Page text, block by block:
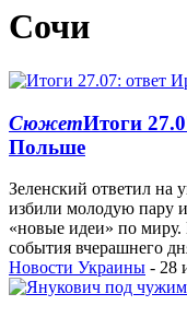
Сочи
СюжетИтоги
Польше
Зеленский ответил на
избили молодую пару
«новые идеи» по миру.
события вчерашнего
Новости Украины - 28